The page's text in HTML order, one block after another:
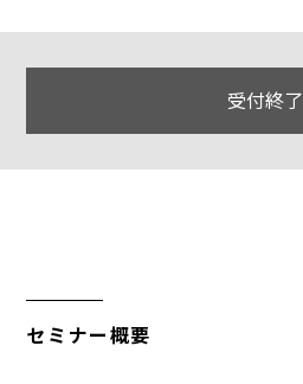
受付終了
セミナー概要